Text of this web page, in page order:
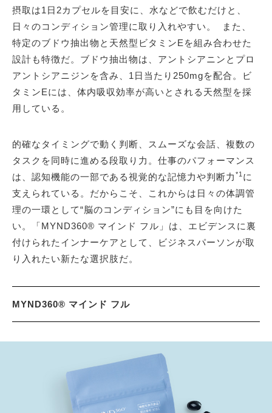
摂取は1日2カプセルを目安に、水などで飲むだけと、
日々のコンディション管理に取り入れやすい。 また、
特定のブドウ抽出物と天然型ビタミンEを組み合わせた
設計も特徴だ。ブドウ抽出物は、アントシアニンとプロ
アントシアニジンを含み、1日当たり250mgを配合。ビ
タミンEには、体内吸収効率が高いとされる天然型を採
用している。
的確なタイミングで動く判断、スムーズな会話、複数の
タスクを同時に進める段取り力。仕事のパフォーマンス
は、認知機能の一部である視覚的な記憶力や判断力 *1に
支えられている。だからこそ、これからは日々の体調管
理の一環として“脳のコンディション”にも目を向けた
い。「MYND360® マインド フル」は、エビデンスに裏
付けられたインナーケアとして、ビジネスパーソンが取
り入れたい新たな選択肢だ。
MYND360® マインド フル